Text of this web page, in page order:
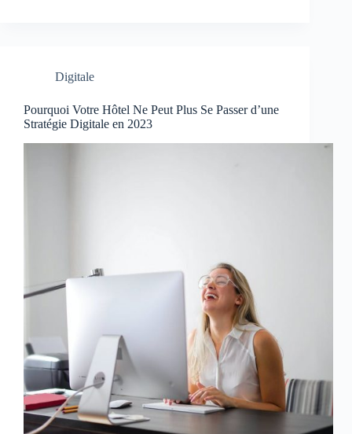
Digitale
Pourquoi Votre Hôtel Ne Peut Plus Se Passer d’une
Stratégie Digitale en 2023